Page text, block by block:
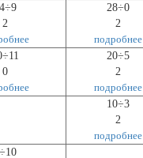
2
28÷0
2
подробнее
0
20÷5
2
подробнее
10÷3
2
подробнее